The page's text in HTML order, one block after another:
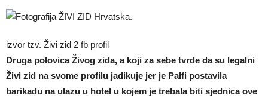
izvor tzv. Živi zid 2 fb profil
Druga polovica Živog zida, a koji za sebe tvrde da su legalni
Živi zid na svome profilu jadikuje jer je Palfi postavila
barikadu na ulazu u hotel u kojem je trebala biti sjednica ove